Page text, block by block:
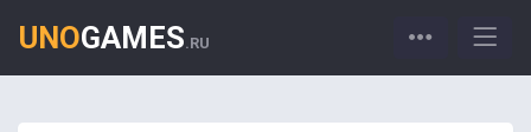
UNOGAMES.RU